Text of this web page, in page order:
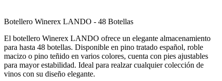
Botellero Winerex LANDO - 48 Botellas
El botellero Winerex LANDO ofrece un elegante almacenamiento
para hasta 48 botellas. Disponible en pino tratado español, roble
macizo o pino teñido en varios colores, cuenta con pies ajustables
para mayor estabilidad. Ideal para realzar cualquier colección de
vinos con su diseño elegante.